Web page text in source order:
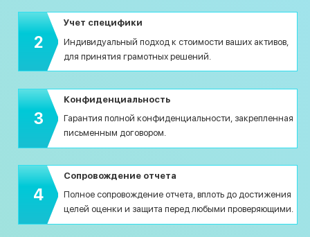
8 (800) 200-33-08
2
Учет специфики
Индивидуальный подход к стоимости ваших активов,
для принятия грамотных решений.
3
Конфиденциальность
Гарантия полной конфиденциальности, закрепленная
письменным договором.
4
Сопровождение отчета
Полное сопровождение отчета, вплоть до достижения
целей оценки и защита перед любыми проверяющими.